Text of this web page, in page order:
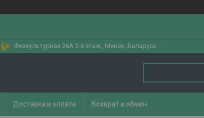
Физкультурная 26А 2-й этаж., Минск, Беларусь
Доставка и оплата Возврат и обмен